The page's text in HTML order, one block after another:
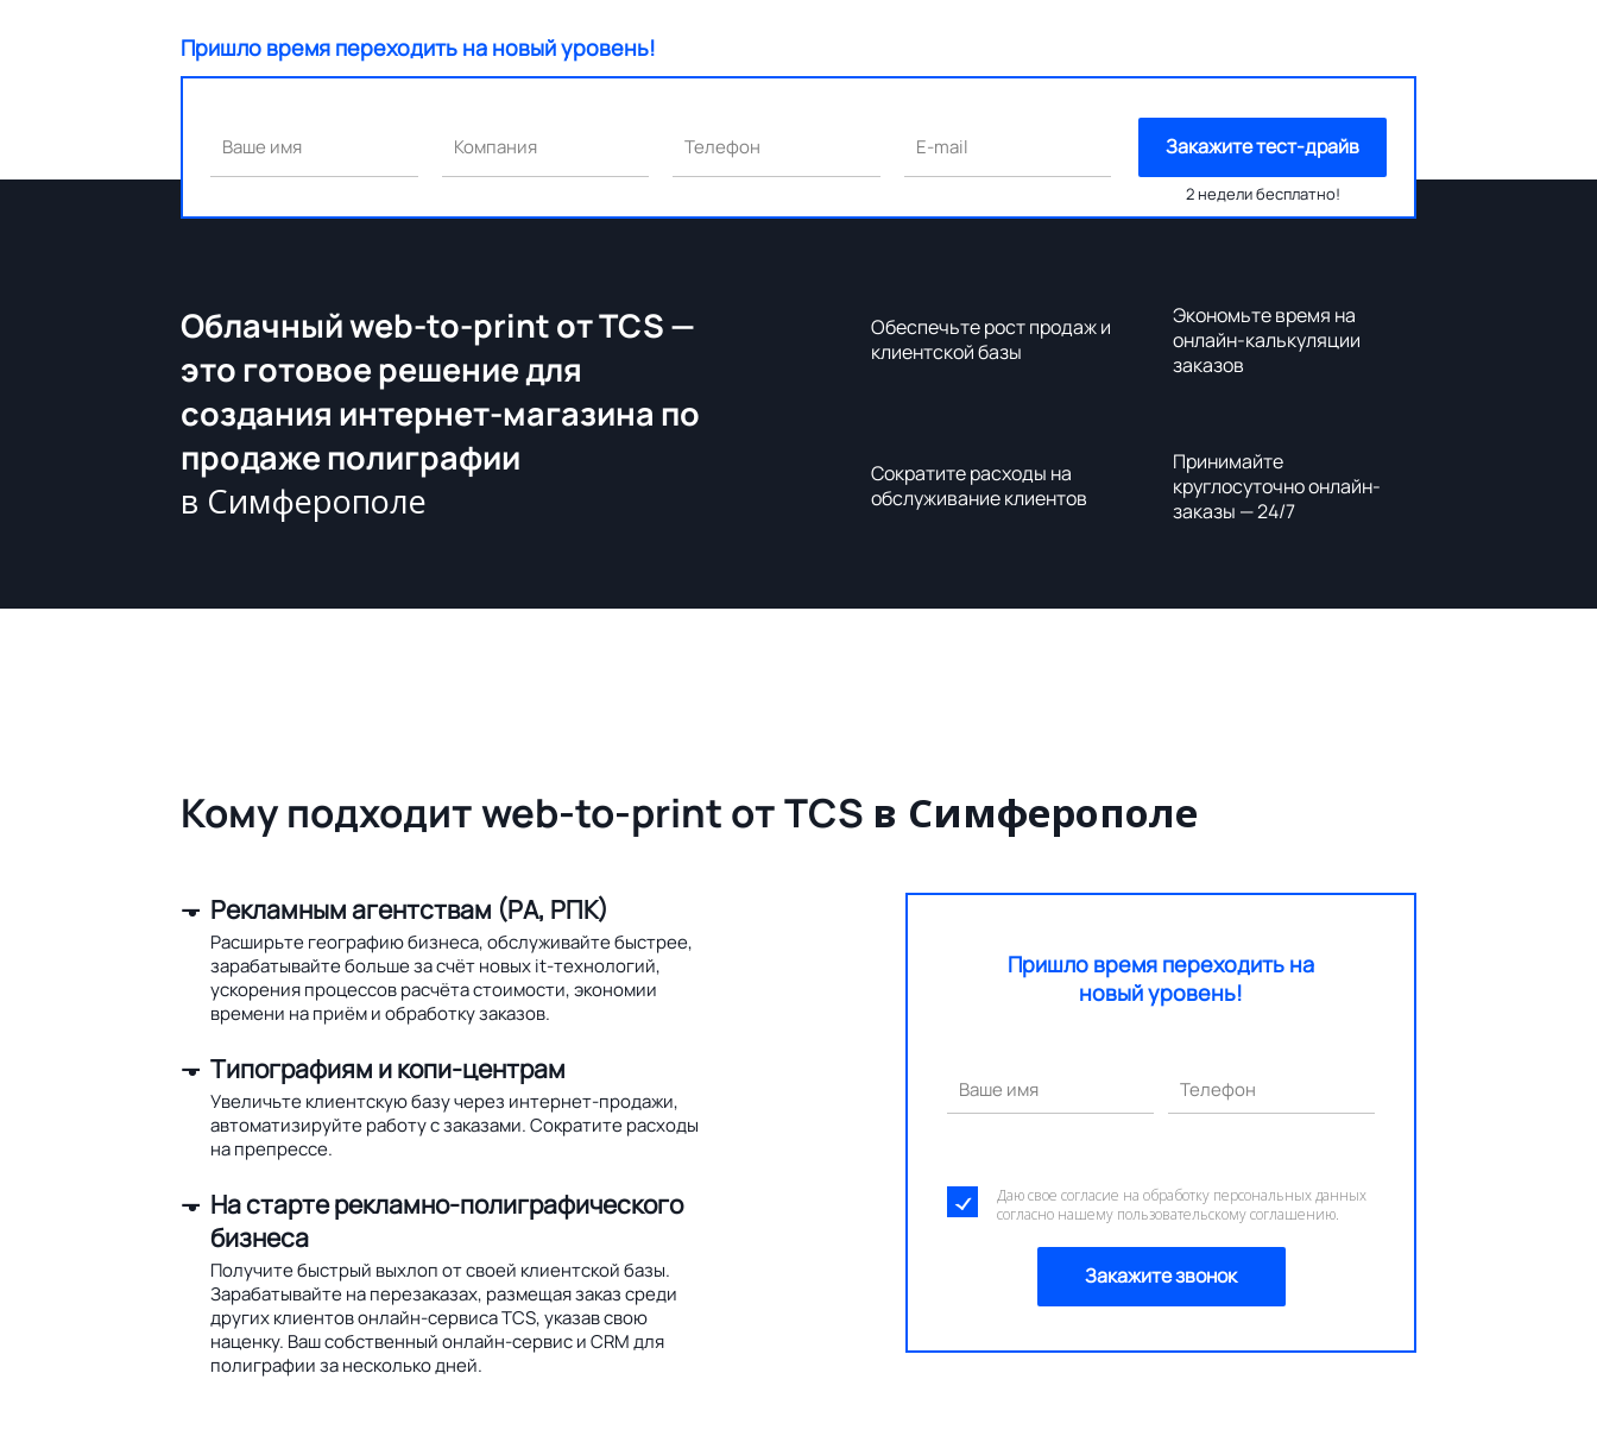
Пришло время переходить на новый уровень!
Ваше имя Компания Телефон E-mail Закажите тест-драйв
2 недели бесплатно!
Облачный web-to-print от TCS —
это готовое решение для
создания интернет-магазина по
продаже полиграфии
в Симферополе
Обеспечьте рост продаж и
клиентской базы
Экономьте время на
онлайн-калькуляции
заказов
Сократите расходы на
обслуживание клиентов
Принимайте
круглосуточно онлайн-
заказы — 24/7
Кому подходит web-to-print от TCS в Симферополе
Рекламным агентствам (РА, РПК)
Расширьте географию бизнеса, обслуживайте быстрее,
зарабатывайте больше за счёт новых it-технологий,
ускорения процессов расчёта стоимости, экономии
времени на приём и обработку заказов.
Типографиям и копи-центрам
Увеличьте клиентскую базу через интернет-продажи,
автоматизируйте работу с заказами. Сократите расходы
на препрессе.
На старте рекламно-полиграфического
бизнеса
Получите быстрый выхлоп от своей клиентской базы.
Зарабатывайте на перезаказах, размещая заказ среди
других клиентов онлайн-сервиса TCS, указав свою
наценку. Ваш собственный онлайн-сервис и CRM для
полиграфии за несколько дней.
Пришло время переходить на
новый уровень!
Ваше имя Телефон
Даю свое согласие на обработку персональных данных
согласно нашему пользовательскому соглашению.
Закажите звонок